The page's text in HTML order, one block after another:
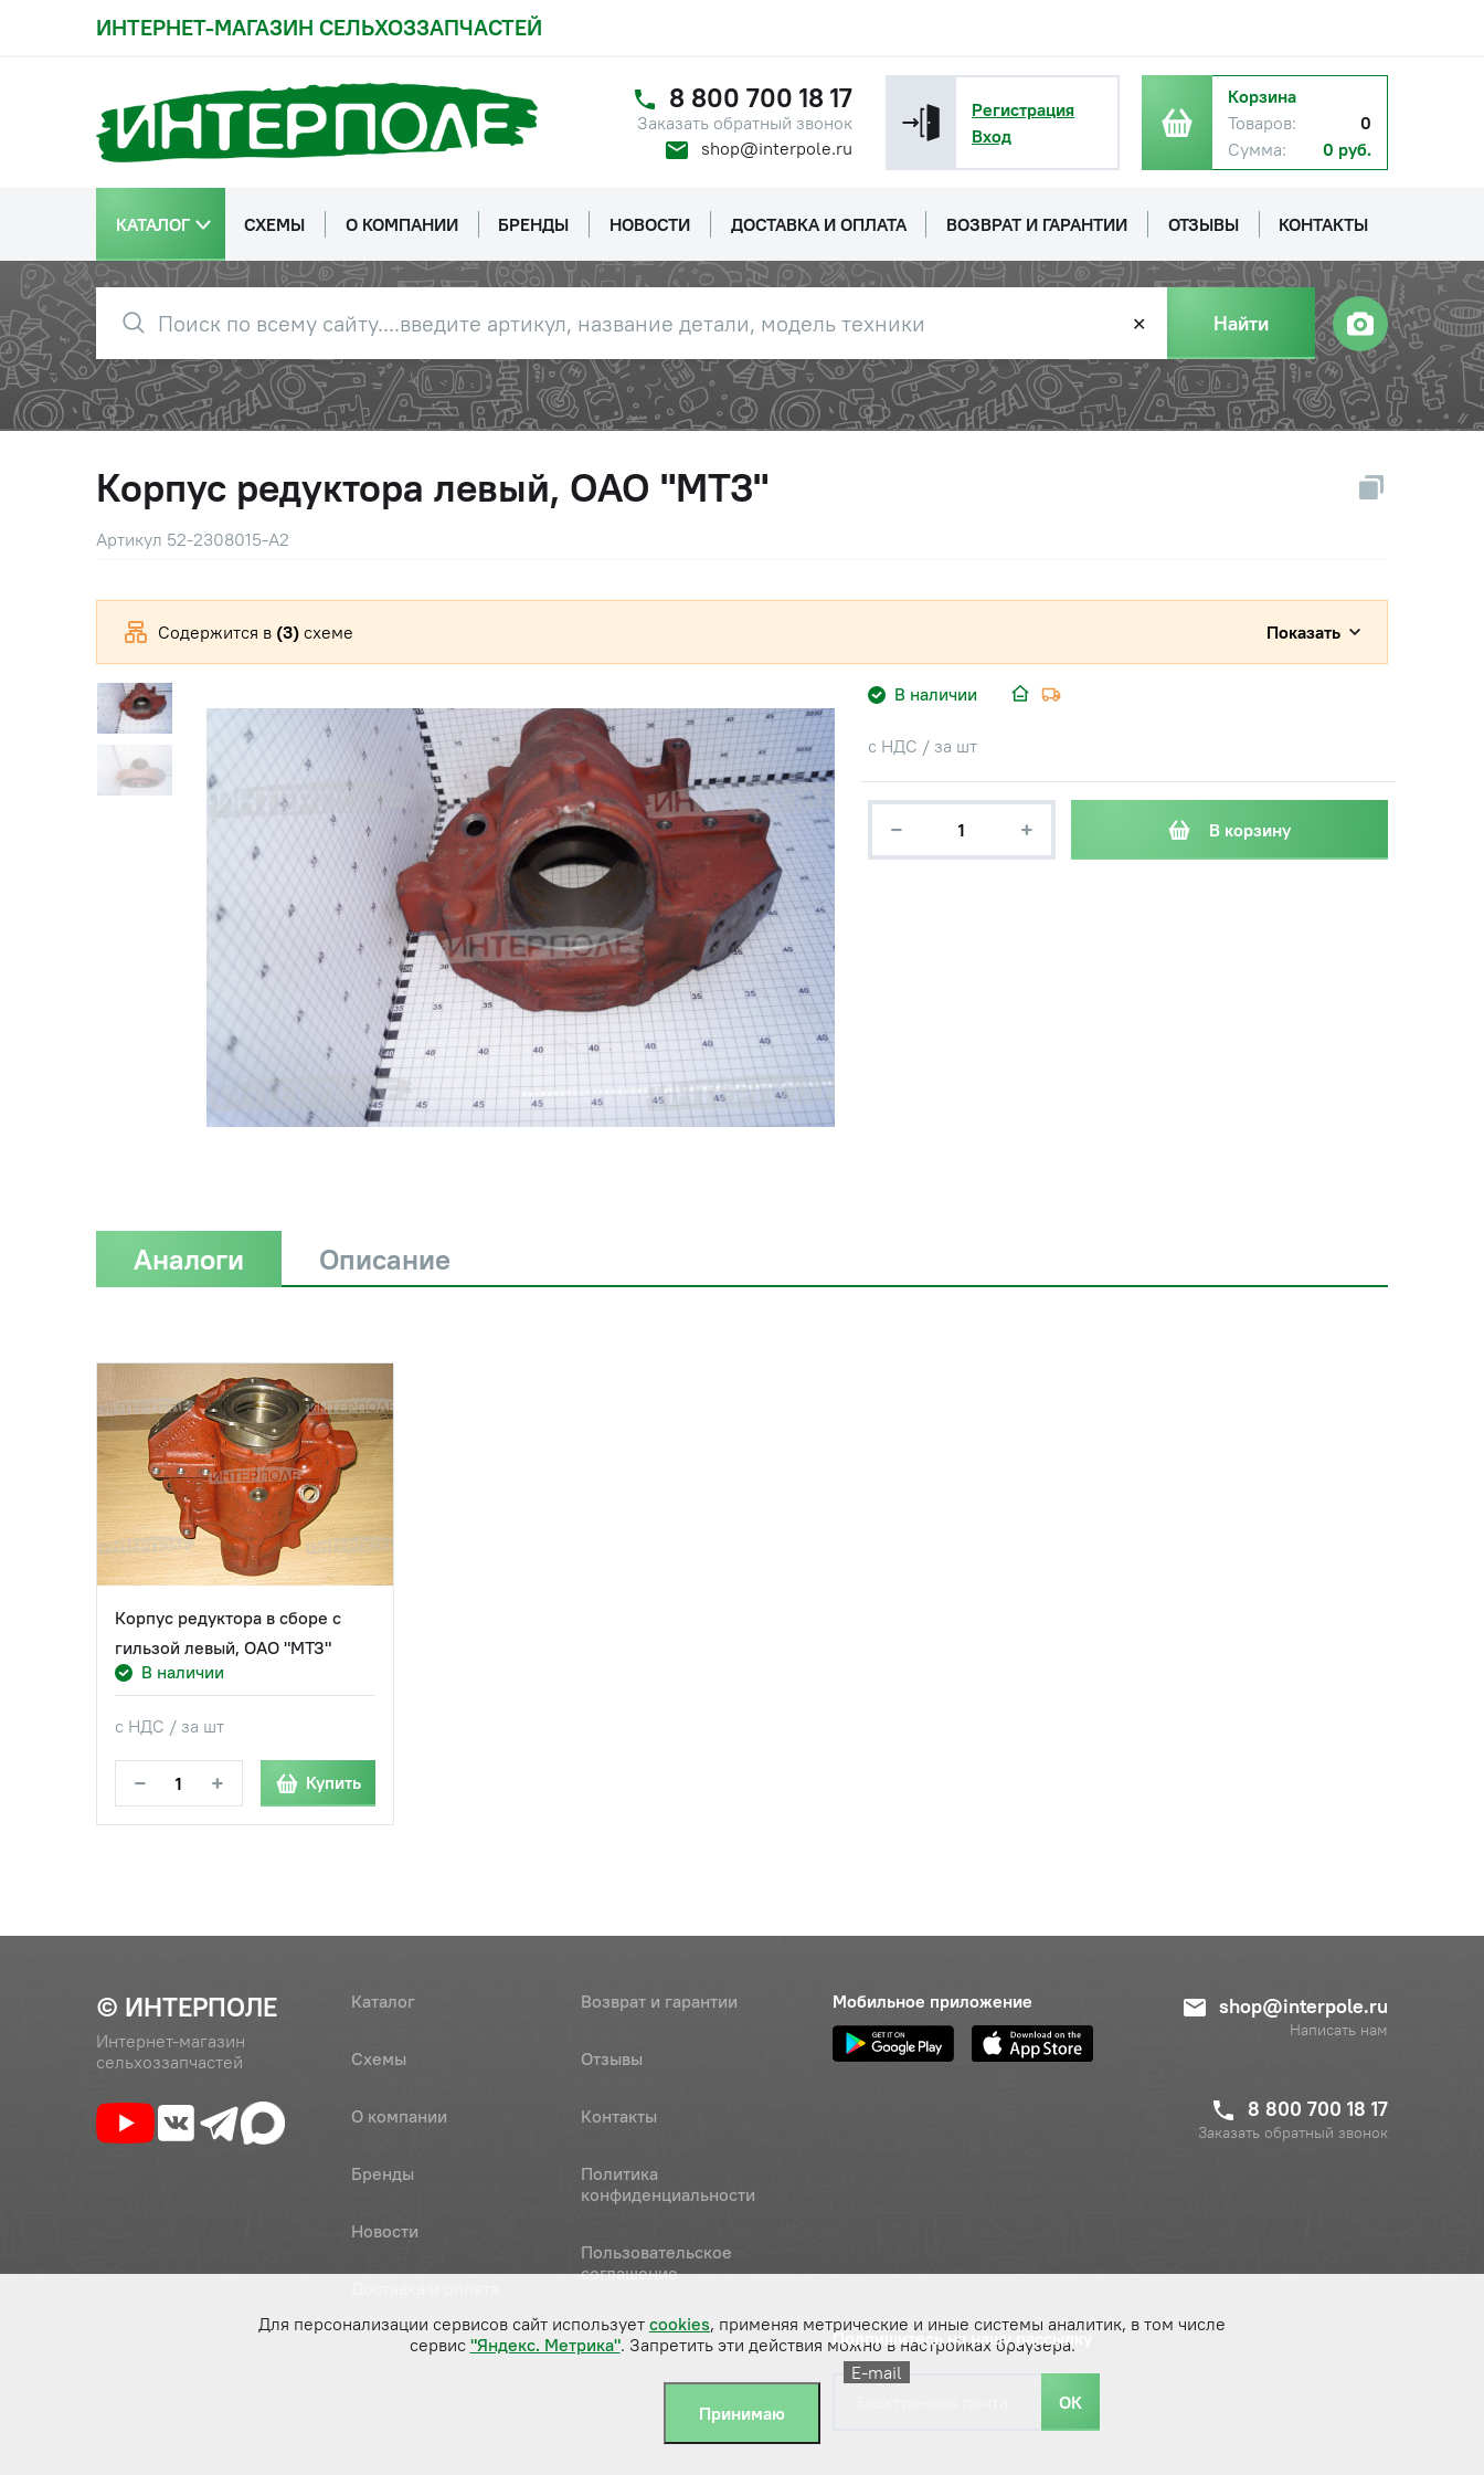
ИНТЕРНЕТ-МАГАЗИН СЕЛЬХОЗЗАПЧАСТЕЙ
8 800 700 18 17
Заказать обратный звонок
shop@interpole.ru
Регистрация
Вход
Корзина
Товаров:
0
Сумма:
0 руб.
КАТАЛОГ СХЕМЫ О КОМПАНИИ БРЕНДЫ НОВОСТИ ДОСТАВКА И ОПЛАТА ВОЗВРАТ И ГАРАНТИИ ОТЗЫВЫ КОНТАКТЫ
✕ Найти
Корпус редуктора левый, ОАО "МТЗ"
Артикул 52-2308015-А2
В наличии
с НДС / за шт
− + В корзину
Содержится в (3) схеме Показать
Аналоги Описание
Корпус редуктора в сборе с
гильзой левый, ОАО "МТЗ"
В наличии
с НДС / за шт
− + Купить
© ИНТЕРПОЛЕ
Интернет-магазин
сельхоззапчастей
Каталог
Схемы
О компании
Бренды
Новости
Возврат и гарантии
Отзывы
Контакты
Политика
конфиденциальности
Пользовательское
соглашение
Мобильное приложение shop@interpole.ru
Написать нам
8 800 700 18 17
Заказать обратный звонок
Подпишитесь на нашу рассылку
E-mail
ОК
Для персонализации сервисов сайт использует cookies, применяя метрические и иные системы аналитик, в том числе
сервис "Яндекс. Метрика". Запретить эти действия можно в настройках браузера.
Принимаю